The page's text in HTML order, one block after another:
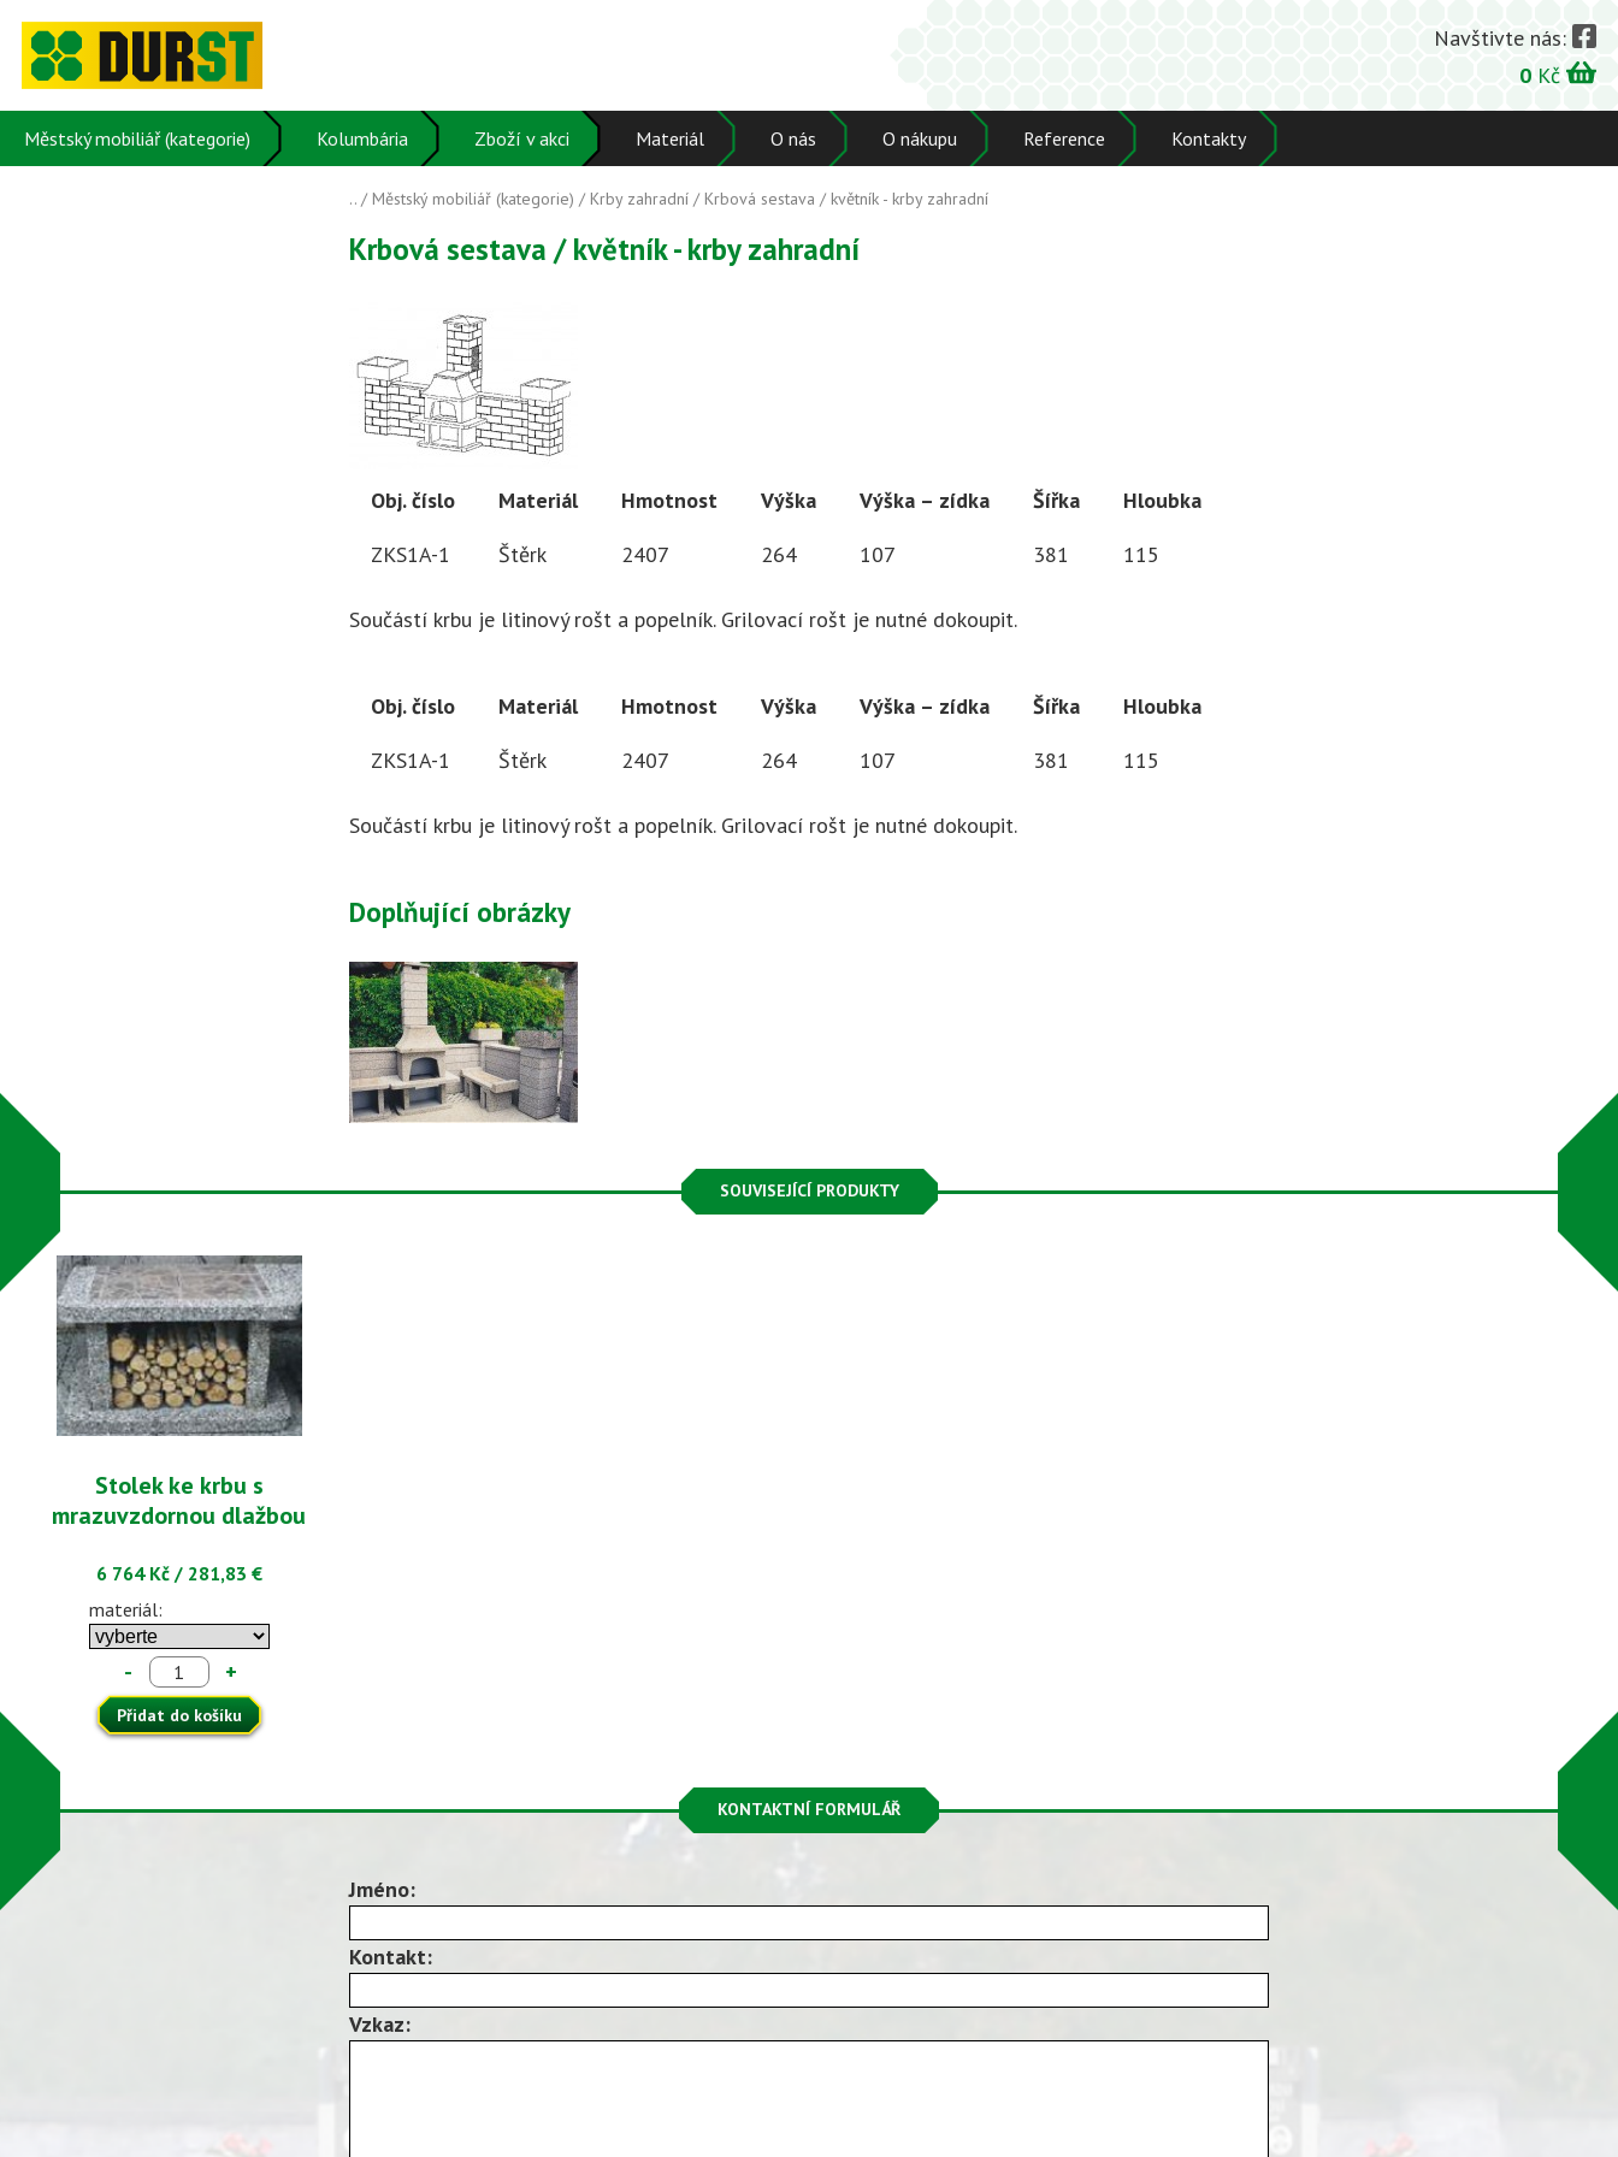
Navštivte nás:
0 Kč
Městský mobiliář (kategorie) Kolumbária Zboží v akci Materiál O nás O nákupu Reference Kontakty
.. / Městský mobiliář (kategorie) / Krby zahradní / Krbová sestava / květník - krby zahradní
Krbová sestava / květník - krby zahradní
Obj. číslo Materiál Hmotnost Výška Výška – zídka Šířka
Hloubka
ZKS1A-1
Štěrk 2407 264 107 381 115
Součástí krbu je litinový rošt a popelník. Grilovací rošt je nutné dokoupit.
Obj. číslo Materiál Hmotnost Výška Výška – zídka Šířka
Hloubka
ZKS1A-1
Štěrk 2407 264 107 381 115
Součástí krbu je litinový rošt a popelník. Grilovací rošt je nutné dokoupit.
Doplňující obrázky
SOUVISEJÍCÍ PRODUKTY
Stolek ke krbu s
mrazuvzdornou dlažbou
6 764 Kč/ 281,83 €
materiál:
- +
Přidat do košíku
KONTAKTNÍ FORMULÁŘ
Jméno:
Kontakt:
Vzkaz: